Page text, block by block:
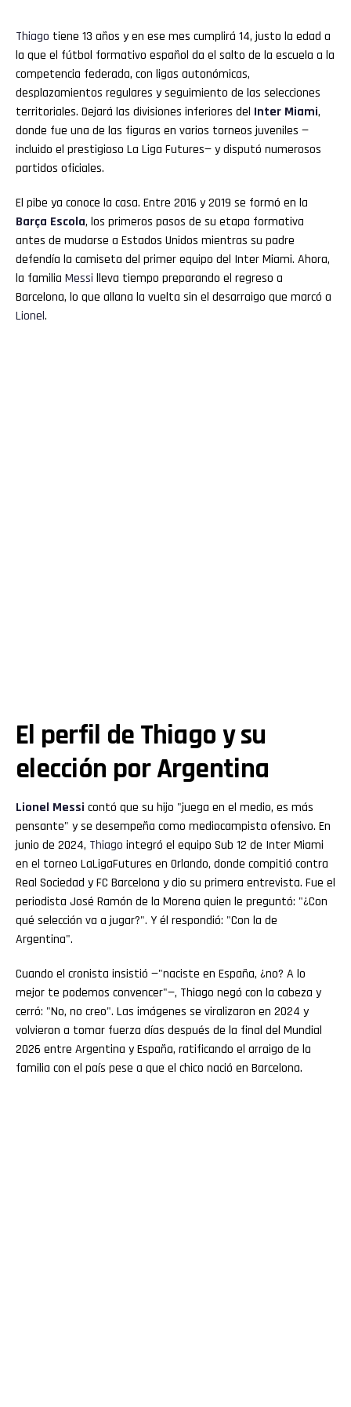
Thiago tiene 13 años y en ese mes cumplirá 14, justo la edad a
la que el fútbol formativo español da el salto de la escuela a la
competencia federada, con ligas autonómicas,
desplazamientos regulares y seguimiento de las selecciones
territoriales. Dejará las divisiones inferiores del Inter Miami,
donde fue una de las figuras en varios torneos juveniles —
incluido el prestigioso La Liga Futures— y disputó numerosos
partidos oficiales.
El pibe ya conoce la casa. Entre 2016 y 2019 se formó en la
Barça Escola, los primeros pasos de su etapa formativa
antes de mudarse a Estados Unidos mientras su padre
defendía la camiseta del primer equipo del Inter Miami. Ahora,
la familia Messi lleva tiempo preparando el regreso a
Barcelona, lo que allana la vuelta sin el desarraigo que marcó a
Lionel.
El perfil de Thiago y su
elección por Argentina
Lionel Messi contó que su hijo "juega en el medio, es más
pensante" y se desempeña como mediocampista ofensivo. En
junio de 2024, Thiago integró el equipo Sub 12 de Inter Miami
en el torneo LaLigaFutures en Orlando, donde compitió contra
Real Sociedad y FC Barcelona y dio su primera entrevista. Fue el
periodista José Ramón de la Morena quien le preguntó: "¿Con
qué selección va a jugar?". Y él respondió: "Con la de
Argentina".
Cuando el cronista insistió —"naciste en España, ¿no? A lo
mejor te podemos convencer"—, Thiago negó con la cabeza y
cerró: "No, no creo". Las imágenes se viralizaron en 2024 y
volvieron a tomar fuerza días después de la final del Mundial
2026 entre Argentina y España, ratificando el arraigo de la
familia con el país pese a que el chico nació en Barcelona.